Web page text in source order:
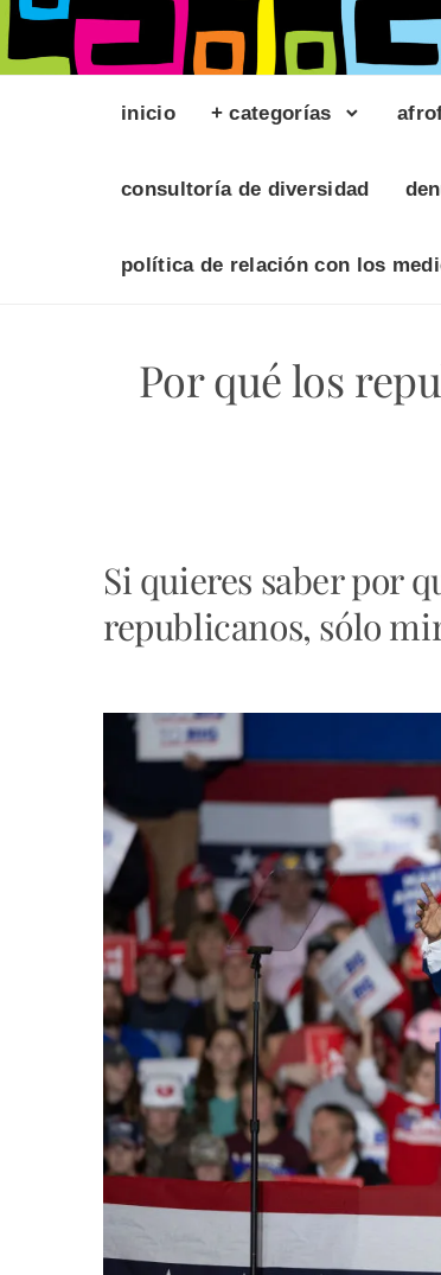
inicio + categorías
consultoría de diversidad
política de relación con los
Por qué los
Si quieres saber por
republicanos, sólo